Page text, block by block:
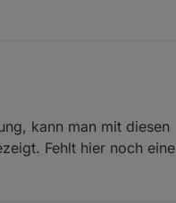
kann man mit diesen
Fehlt hier noch eine